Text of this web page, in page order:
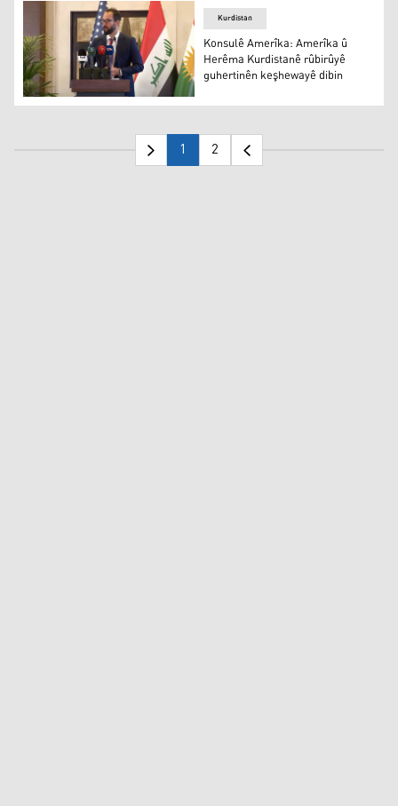
Konsulê Amerîka: Amerîka û Herêma Kurdistanê
Kurdistan
Konsulê Amerîka: Amerîka û
Herêma Kurdistanê rûbirûyê
guhertinên keşhewayê dibin
1 2